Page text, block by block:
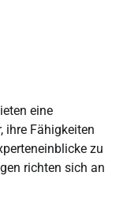
eine
ihre Fähigkeiten
zu
richten sich an